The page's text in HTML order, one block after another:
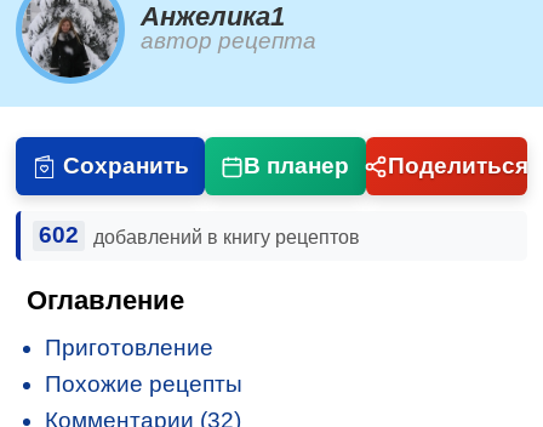
Анжелика1
автор рецепта
Сохранить В планер Поделиться
602 добавлений в книгу рецептов
Оглавление
Приготовление
Похожие рецепты
Комментарии (32)